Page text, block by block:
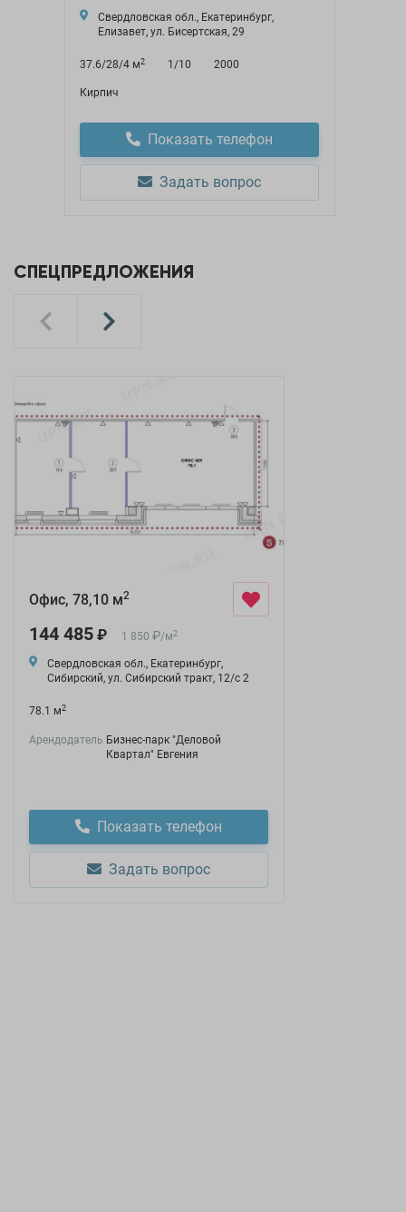
Свердловская обл., Екатеринбург,
Елизавет, ул. Бисертская, 29
37.6/28/4 м2 1/10 2000
Кирпич
Показать телефон
Задать вопрос
СПЕЦПРЕДЛОЖЕНИЯ
Офис, 78,10 м2
144 485 ₽ 1 850 ₽/м2
Свердловская обл., Екатеринбург,
Сибирский, ул. Сибирский тракт, 12/с 2
78.1 м2
Арендодатель Бизнес-парк "Деловой
Квартал" Евгения
Показать телефон
Задать вопрос